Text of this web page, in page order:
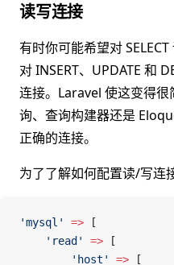
读写连接
有时你可能希望对
对 INSERT、UPDATE 和
连接。Laravel 使这变得
询、查询构建器还是
正确的连接。
为了了解如何配置读/写连
'mysql' => [
    'read'
=> [
        'host'
=> [